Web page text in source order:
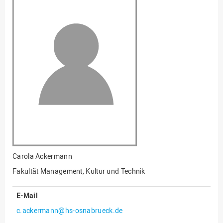
und Informatik
Fakultät Management,
Kultur und Technik
Fakultät Wirtschafts- und
Sozialwissenschaften
Finanzen
Gesellschaftliches
Hochschulleitung
Hochschulplanung/-
Carola Ackermann
Fakultät Management, Kultur und Technik
E-Mail
c.ackermann@hs-osnabrueck.de